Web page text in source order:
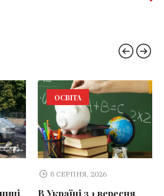
ОСВІТА
8 СЕРПНЯ, 2026
В Україні з 1 вересня